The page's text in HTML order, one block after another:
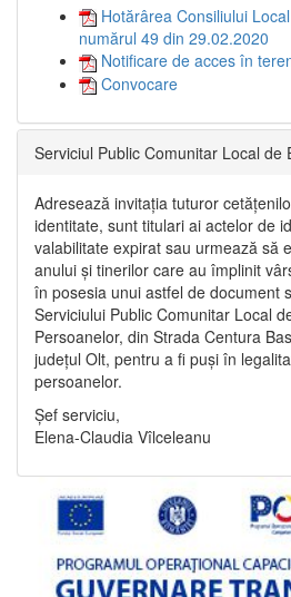
Hotărârea Consiliului
numărul 49 din 29.02.2020
Notificare de acces în
Convocare
Serviciul Public Comunitar Local de
Adresează invitația tuturor
identitate, sunt titulari ai actelor de
valabilitate expirat sau urmează să
anului și tinerilor care au împlinit
în posesia unui astfel de document
Serviciului Public Comunitar Local
Persoanelor, din Strada Centura
județul Olt, pentru a fi puși în
persoanelor.
Șef serviciu,
Elena-Claudia Vîlceleanu